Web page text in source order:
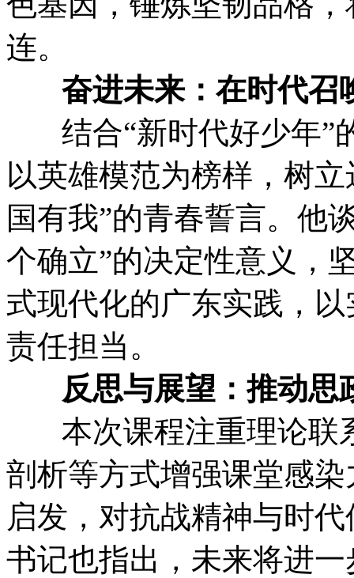
连。
奋进未来：在时代召
结合“新时代好少年”
以英雄模范为榜样，树
国有我”的青春誓言。他
个确立”的决定性意义，
式现代化的广东实践，
责任担当。
反思与展望：推动思
本次课程注重理论联
剖析等方式增强课堂感
启发，对抗战精神与时
书记也指出，未来将进